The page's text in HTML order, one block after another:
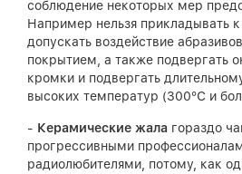
соблюдение некоторых мер
Например нельзя прикладывать
допускать воздействие
покрытием, а также подвергать
кромки и подвергать
высоких температур (300°С и
- Керамические жала гораздо
прогрессивными
радиолюбителями, потому, как